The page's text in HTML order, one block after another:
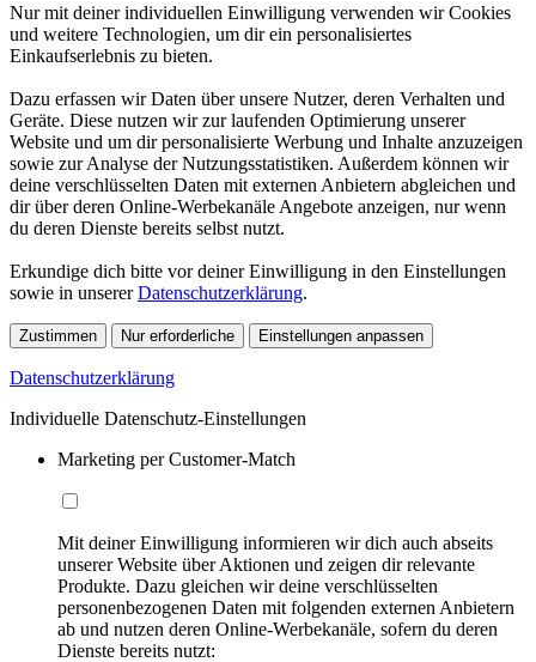
Nur mit deiner individuellen Einwilligung verwenden wir Cookies
und weitere Technologien, um dir ein personalisiertes
Einkaufserlebnis zu bieten.
Dazu erfassen wir Daten über unsere Nutzer, deren Verhalten und
Geräte. Diese nutzen wir zur laufenden Optimierung unserer
Website und um dir personalisierte Werbung und Inhalte anzuzeigen
sowie zur Analyse der Nutzungsstatistiken. Außerdem können wir
deine verschlüsselten Daten mit externen Anbietern abgleichen und
dir über deren Online-Werbekanäle Angebote anzeigen, nur wenn
du deren Dienste bereits selbst nutzt.
Erkundige dich bitte vor deiner Einwilligung in den Einstellungen
sowie in unsererDatenschutzerklärung.
Zustimmen Nur erforderliche Einstellungen anpassen
Datenschutzerklärung
Individuelle Datenschutz-Einstellungen
Marketing per Customer-Match
Mit deiner Einwilligung informieren wir dich auch abseits
unserer Website über Aktionen und zeigen dir relevante
Produkte. Dazu gleichen wir deine verschlüsselten
personenbezogenen Daten mit folgenden externen Anbietern
ab und nutzen deren Online-Werbekanäle, sofern du deren
Dienste bereits nutzt: